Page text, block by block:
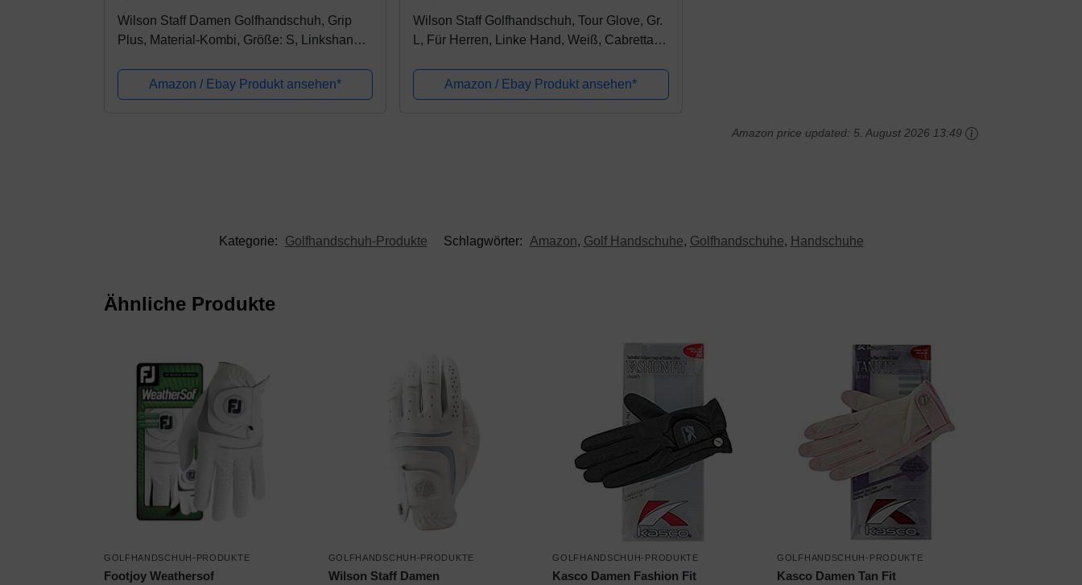
Wilson Staff Damen Golfhandschuh, Grip
Plus, Material-Kombi, Größe: S, Linkshand,
Amazon / Ebay Produkt ansehen*
Wilson Staff Golfhandschuh, Tour Glove, Gr.
L, Für Herren, Linke Hand, Weiß, Cabretta-
Amazon / Ebay Produkt ansehen*
Amazon price updated: 5. August 2026 13:49
Kategorie: Golfhandschuh-Produkte Schlagwörter: Amazon, Golf Handschuhe, Golfhandschuhe, Handschuhe
Ähnliche Produkte
GOLFHANDSCHUH-PRODUKTE
Footjoy Weathersof
GOLFHANDSCHUH-PRODUKTE
Wilson Staff Damen
GOLFHANDSCHUH-PRODUKTE
Kasco Damen Fashion Fit
GOLFHANDSCHUH-PRODUKTE
Kasco Damen Tan Fit